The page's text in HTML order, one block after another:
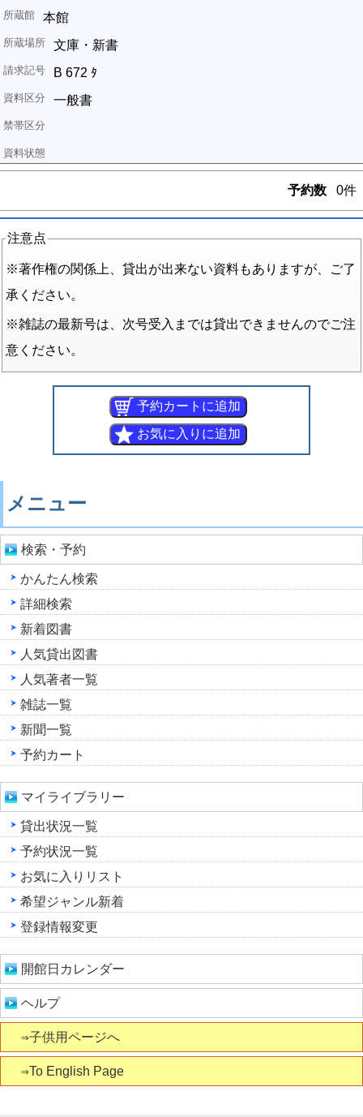
本館
文庫・新書
B 672 ﾀ
一般書
予約数 0件
注意点
※著作権の関係上、貸出が出来ない資料もありますが、ご了
承ください。
※雑誌の最新号は、次号受入までは貸出できませんのでご注
意ください。
メニュー
検索・予約
かんたん検索
詳細検索
新着図書
人気貸出図書
人気著者一覧
雑誌一覧
新聞一覧
予約カート
マイライブラリー
貸出状況一覧
予約状況一覧
お気に入りリスト
希望ジャンル新着
登録情報変更
開館日カレンダー
ヘルプ
⇒子供用ページへ
⇒To English Page